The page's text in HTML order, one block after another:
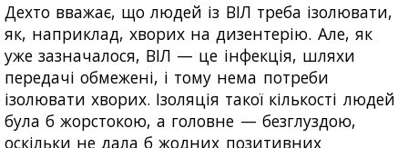
Дехто вважає, що людей із ВІЛ треба ізолювати,
як, наприклад, хворих на дизентерію. Але, як
уже зазначалося, ВІЛ — це інфекція, шляхи
передачі обмежені, і тому нема потреби
ізолювати хворих. Ізоляція такої кількості людей
була б жорстокою, а головне — безглуздою,
оскільки не дала б жодних позитивних